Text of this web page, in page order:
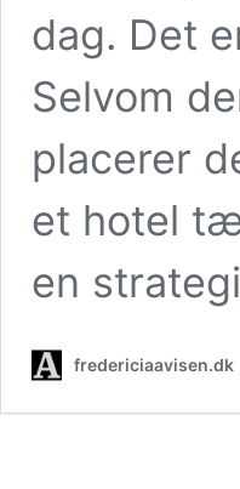
dag. Det
Selvom
placerer
et hotel
en
fredericiaavisen.dk